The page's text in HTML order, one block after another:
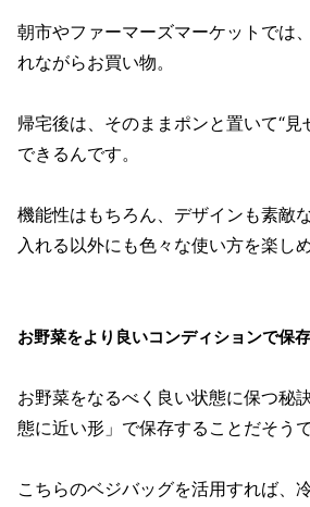
朝市やファーマーズマーケットでは
れながらお買い物。
帰宅後は、そのままポンと置いて“見
できるんです。
機能性はもちろん、デザインも素敵
入れる以外にも色々な使い方を楽し
お野菜をより良いコンディションで保存
お野菜をなるべく良い状態に保つ秘
態に近い形」で保存することだそうで
こちらのベジバッグを活用すれば、